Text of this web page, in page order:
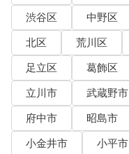
渋谷区
中野区
北区
荒川区
足立区
葛飾区
立川市
武蔵野市
府中市
昭島市
小金井市
小平市